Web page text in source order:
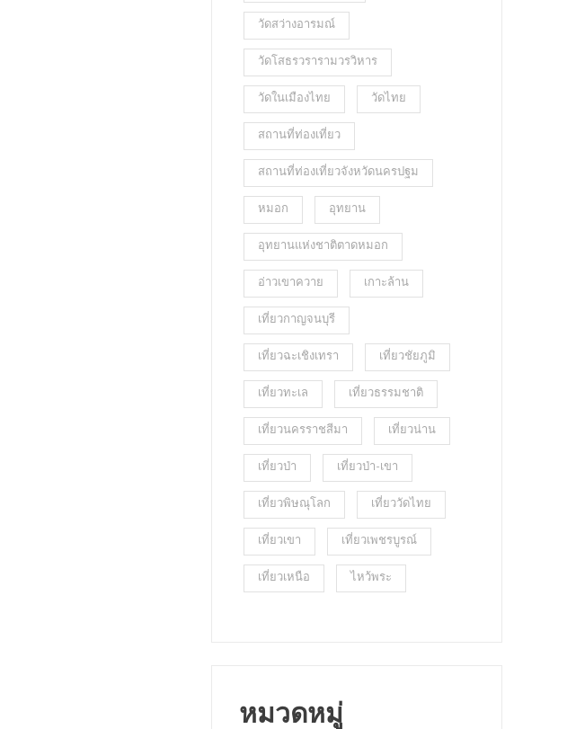
วัดสว่างอารมณ์
วัดโสธรวรารามวรวิหาร
วัดในเมืองไทย วัดไทย
สถานที่ท่องเที่ยว
สถานที่ท่องเที่ยวจังหวัดนครปฐม
หมอก อุทยาน
อุทยานแห่งชาติตาดหมอก
อ่าวเขาควาย เกาะล้าน
เที่ยวกาญจนบุรี
เที่ยวฉะเชิงเทรา เที่ยวชัยภูมิ
เที่ยวทะเล เที่ยวธรรมชาติ
เที่ยวนครราชสีมา เที่ยวน่าน
เที่ยวป่า เที่ยวป่า-เขา
เที่ยวพิษณุโลก เที่ยววัดไทย
เที่ยวเขา เที่ยวเพชรบูรณ์
เที่ยวเหนือ ไหว้พระ
หมวดหมู่